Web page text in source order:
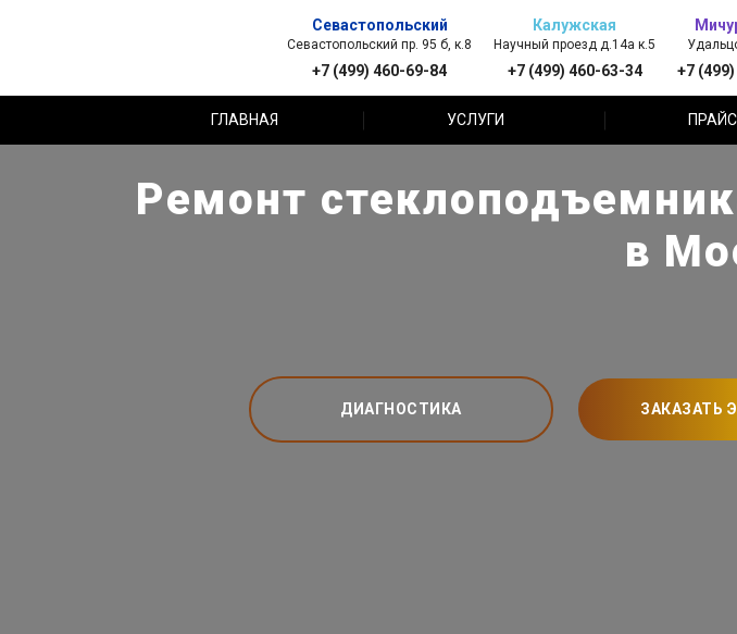
Севастопольский
Севастопольский пр. 95 б, к.8
+7 (499) 460-69-84
Калужская
Научный проезд д.14а к.5
+7 (499) 460-63-34 +7
ГЛАВНАЯ УСЛУГИ
Ремонт
в
ДИАГНОСТИКА ЗАКАЗАТЬ